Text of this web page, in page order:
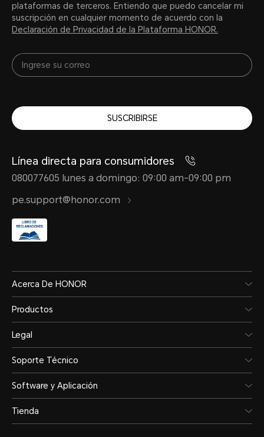
Batería
Capacidad
5130mAh (valor nominal),
típico)
La capacidad real de la batería de
individual puede variar
debajo de la capacidad nominal.
Tipo
Batería de polímero de
plataformas de terceros. Entiendo que puedo cancelar mi
suscripción en cualquier momento de acuerdo con la
Declaración de Privacidad de la Plataforma HONOR.
SUSCRIBIRSE
Línea directa para consumidores
080077605 lunes a domingo: 09:00 am-09:00 pm
pe.support@honor.com
Acerca De HONOR
Productos
Legal
Soporte Técnico
Software y Aplicación
Tienda